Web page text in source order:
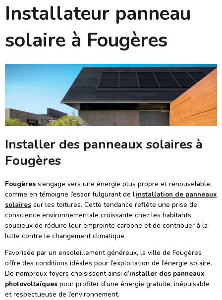
Installateur panneau
solaire à Fougères
Installer des panneaux solaires à
Fougères
Fougères s’engage vers une énergie plus propre et renouvelable,
comme en témoigne l’essor fulgurant de l’installation de panneaux
solaires sur les toitures. Cette tendance reflète une prise de
conscience environnementale croissante chez les habitants,
soucieux de réduire leur empreinte carbone et de contribuer à la
lutte contre le changement climatique.
Favorisée par un ensoleillement généreux, la ville de Fougères
offre des conditions idéales pour l’exploitation de l’énergie solaire.
De nombreux foyers choisissent ainsi d’installer des panneaux
photovoltaïques pour profiter d’une énergie gratuite, inépuisable
et respectueuse de l’environnement.